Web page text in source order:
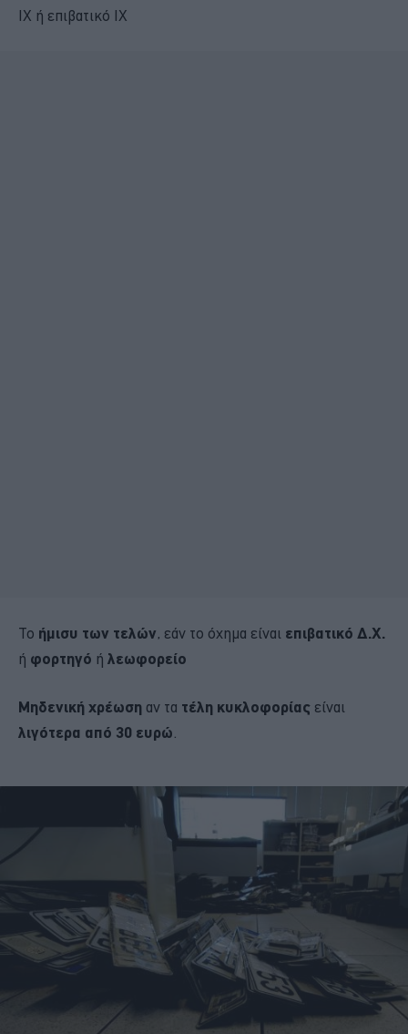
ΙΧ ή επιβατικό ΙΧ
Το ήμισυ των τελών, εάν το όχημα είναι επιβατικό Δ.Χ.
ή φορτηγό ή λεωφορείο
Μηδενική χρέωση αν τα τέλη κυκλοφορίας είναι
λιγότερα από 30 ευρώ